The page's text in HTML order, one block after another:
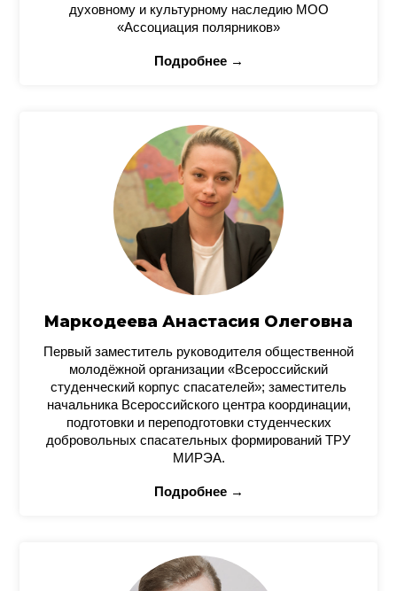
духовному и культурному наследию МОО
«Ассоциация полярников»
Подробнее →
Маркодеева Анастасия Олеговна
Первый заместитель руководителя общественной
молодёжной организации «Всероссийский
студенческий корпус спасателей»; заместитель
начальника Всероссийского центра координации,
подготовки и переподготовки студенческих
добровольных спасательных формирований ТРУ
МИРЭА.
Подробнее →